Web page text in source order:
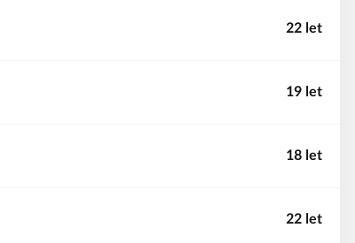
22 let
19 let
18 let
22 let